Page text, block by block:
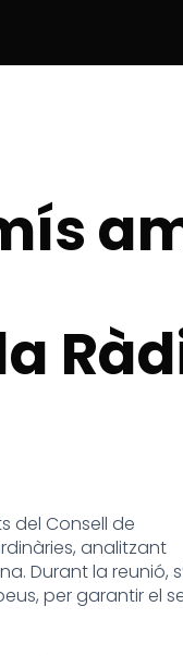
del Consell de
analitzant
Durant la reunió,
per garantir el